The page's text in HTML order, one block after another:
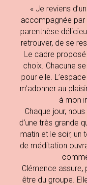
« Je reviens
accompagnée par
parenthèse
retrouver, de se
Le cadre
choix. Chacune
pour elle.
m’adonner au
à mon
Chaque jour,
d’une très grande
matin et le soir, un
de méditation
Clémence assure,
être du groupe.